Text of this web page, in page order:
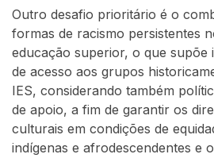
Outro desafio prioritário é o
formas de racismo persistentes
educação superior, o que supõe
de acesso aos grupos
IES, considerando também
de apoio, a fim de garantir os
culturais em condições de
indígenas e afrodescendentes e